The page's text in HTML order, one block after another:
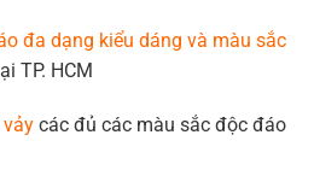
đa dạng kiểu dáng và màu sắc
TP. HCM
các đủ các màu sắc độc đáo